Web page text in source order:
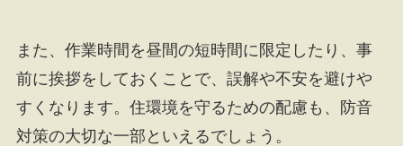
また、作業時間を昼間の短時間に限定したり、事
前に挨拶をしておくことで、誤解や不安を避けや
すくなります。住環境を守るための配慮も、防音
対策の大切な一部といえるでしょう。